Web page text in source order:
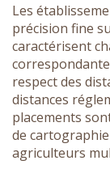
Les
précision fine
caractérisent
respect des
distances
placements
de
agriculteurs